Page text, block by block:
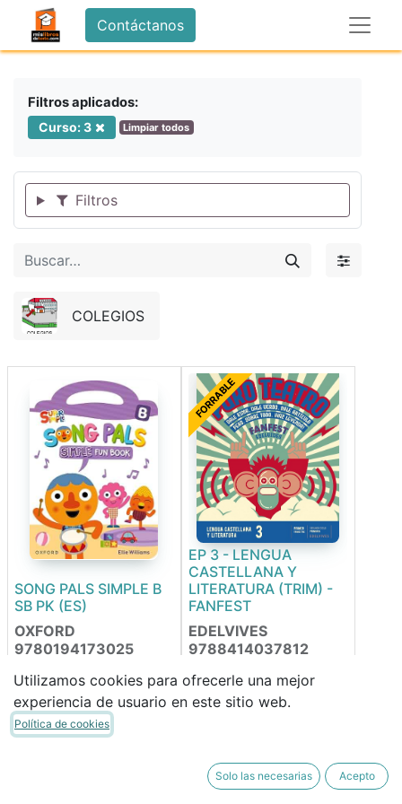
Contáctanos
Filtros aplicados:
Curso: 3 Limpiar todos
Filtros
COLEGIOS
SONG PALS SIMPLE B
SB PK (ES)
OXFORD
9780194173025
18,68 €
15,88
FORRABLE
EP 3 - LENGUA
CASTELLANA Y
LITERATURA (TRIM) -
FANFEST
EDELVIVES
9788414037812
58,40
FORRABLE
Utilizamos cookies para ofrecerle una mejor
experiencia de usuario en este sitio web.
Política de cookies
Solo las necesarias Acepto